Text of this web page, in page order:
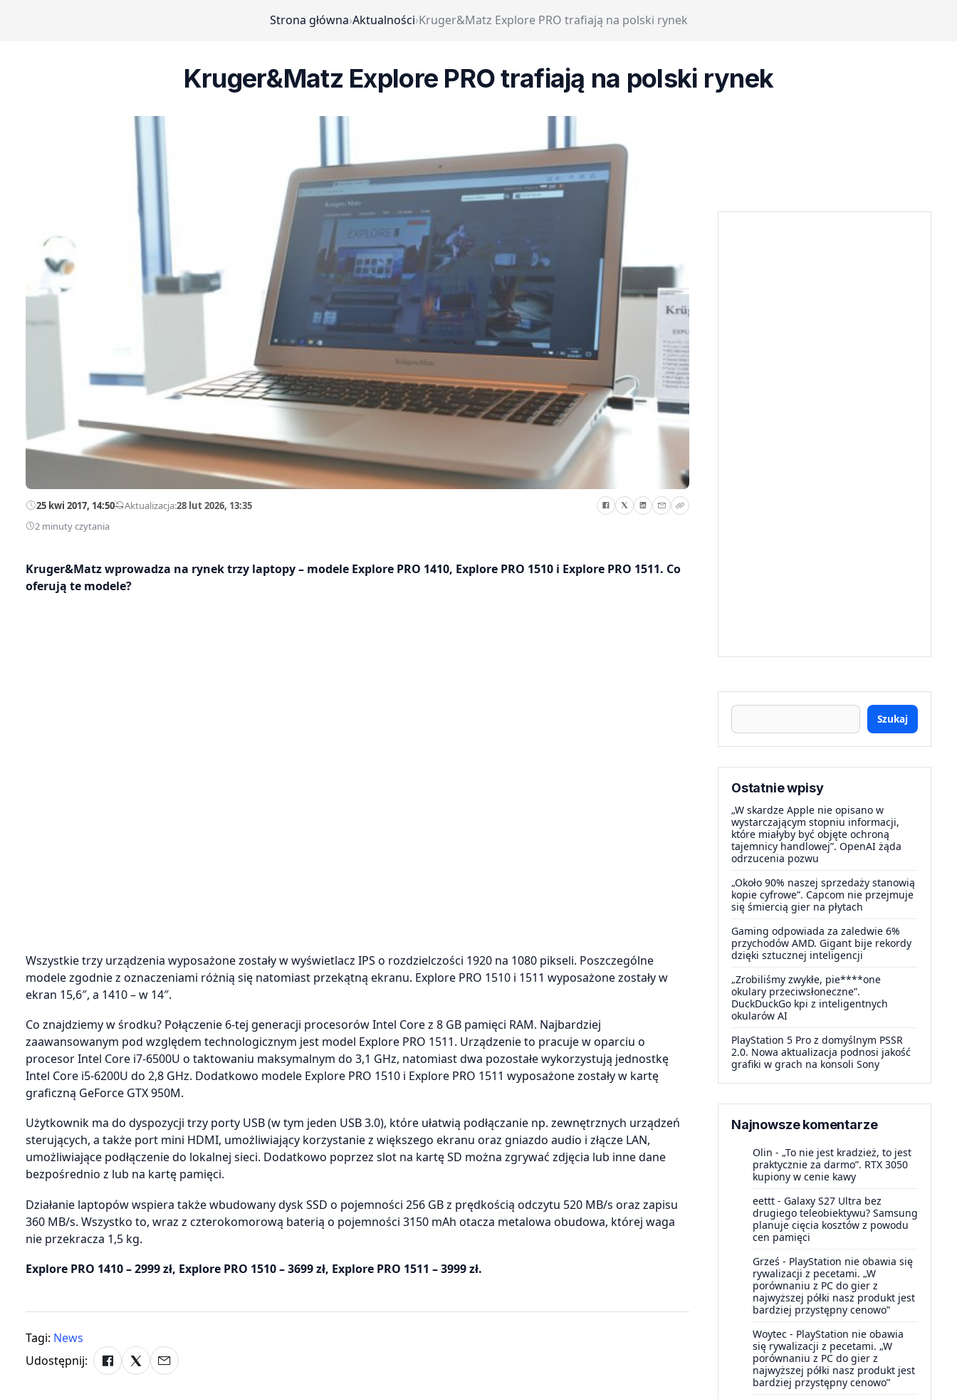
Strona główna›Aktualności›Kruger&Matz Explore PRO trafiają na polski rynek
Kruger&Matz Explore PRO trafiają na polski rynek
25 kwi 2017, 14:50—Aktualizacja:28 lut 2026, 13:35
2 minuty czytania
Kruger&Matz wprowadza na rynek trzy laptopy – modele Explore PRO 1410, Explore PRO 1510 i Explore PRO 1511. Co
oferują te modele?
Wszystkie trzy urządzenia wyposażone zostały w wyświetlacz IPS o rozdzielczości 1920 na 1080 pikseli. Poszczególne
modele zgodnie z oznaczeniami różnią się natomiast przekątną ekranu. Explore PRO 1510 i 1511 wyposażone zostały w
ekran 15,6″, a 1410 – w 14″.
Co znajdziemy w środku? Połączenie 6-tej generacji procesorów Intel Core z 8 GB pamięci RAM. Najbardziej
zaawansowanym pod względem technologicznym jest model Explore PRO 1511. Urządzenie to pracuje w oparciu o
procesor Intel Core i7-6500U o taktowaniu maksymalnym do 3,1 GHz, natomiast dwa pozostałe wykorzystują jednostkę
Intel Core i5-6200U do 2,8 GHz. Dodatkowo modele Explore PRO 1510 i Explore PRO 1511 wyposażone zostały w kartę
graficzną GeForce GTX 950M.
Użytkownik ma do dyspozycji trzy porty USB (w tym jeden USB 3.0), które ułatwią podłączanie np. zewnętrznych urządzeń
sterujących, a także port mini HDMI, umożliwiający korzystanie z większego ekranu oraz gniazdo audio i złącze LAN,
umożliwiające podłączenie do lokalnej sieci. Dodatkowo poprzez slot na kartę SD można zgrywać zdjęcia lub inne dane
bezpośrednio z lub na kartę pamięci.
Działanie laptopów wspiera także wbudowany dysk SSD o pojemności 256 GB z prędkością odczytu 520 MB/s oraz zapisu
360 MB/s. Wszystko to, wraz z czterokomorową baterią o pojemności 3150 mAh otacza metalowa obudowa, której waga
nie przekracza 1,5 kg.
Explore PRO 1410 – 2999 zł, Explore PRO 1510 – 3699 zł, Explore PRO 1511 – 3999 zł.
Tagi: News
Udostępnij:
Szukaj
Ostatnie wpisy
„W skardze Apple nie opisano w
wystarczającym stopniu informacji,
które miałyby być objęte ochroną
tajemnicy handlowej”. OpenAI żąda
odrzucenia pozwu
„Około 90% naszej sprzedaży stanowią
kopie cyfrowe”. Capcom nie przejmuje
się śmiercią gier na płytach
Gaming odpowiada za zaledwie 6%
przychodów AMD. Gigant bije rekordy
dzięki sztucznej inteligencji
„Zrobiliśmy zwykłe, pie****one
okulary przeciwsłoneczne”.
DuckDuckGo kpi z inteligentnych
okularów AI
PlayStation 5 Pro z domyślnym PSSR
2.0. Nowa aktualizacja podnosi jakość
grafiki w grach na konsoli Sony
Najnowsze komentarze
Olin - „To nie jest kradzież, to jest
praktycznie za darmo”. RTX 3050
kupiony w cenie kawy
eettt - Galaxy S27 Ultra bez
drugiego teleobiektywu? Samsung
planuje cięcia kosztów z powodu
cen pamięci
Grześ - PlayStation nie obawia się
rywalizacji z pecetami. „W
porównaniu z PC do gier z
najwyższej półki nasz produkt jest
bardziej przystępny cenowo”
Woytec - PlayStation nie obawia
się rywalizacji z pecetami. „W
porównaniu z PC do gier z
najwyższej półki nasz produkt jest
bardziej przystępny cenowo”